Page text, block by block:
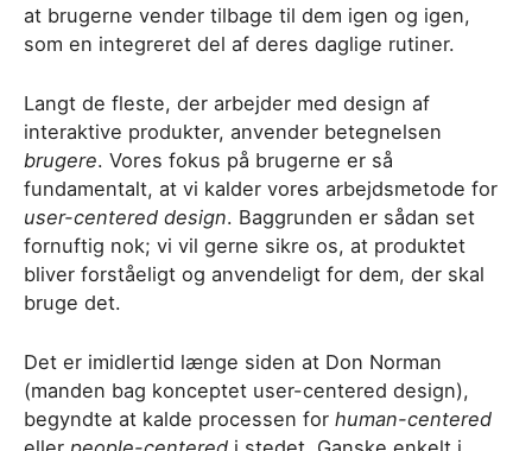
at brugerne vender tilbage til dem igen og igen,
som en integreret del af deres daglige rutiner.
Langt de fleste, der arbejder med design af
interaktive produkter, anvender betegnelsen
brugere. Vores fokus på brugerne er så
fundamentalt, at vi kalder vores arbejdsmetode for
user-centered design. Baggrunden er sådan set
fornuftig nok; vi vil gerne sikre os, at produktet
bliver forståeligt og anvendeligt for dem, der skal
bruge det.
Det er imidlertid længe siden at Don Norman
(manden bag konceptet user-centered design),
begyndte at kalde processen for human-centered